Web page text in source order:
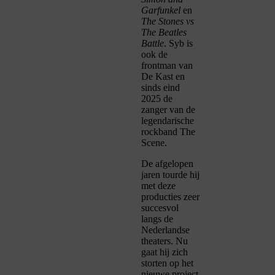
Garfunkel en
The Stones vs
The Beatles
Battle. Syb is
ook de
frontman van
De Kast en
sinds eind
2025 de
zanger van de
legendarische
rockband The
Scene.
De afgelopen
jaren tourde hij
met deze
producties zeer
succesvol
langs de
Nederlandse
theaters. Nu
gaat hij zich
storten op het